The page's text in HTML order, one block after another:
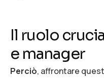
Il ruolo
e manager
Perciò, affrontare